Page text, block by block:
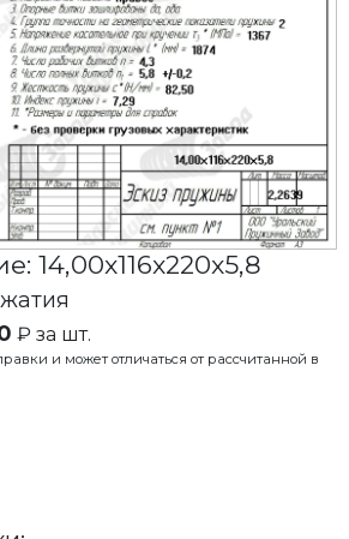
14,00x116x220x5,8
₽ за шт.
и может отличаться от рассчитанной в